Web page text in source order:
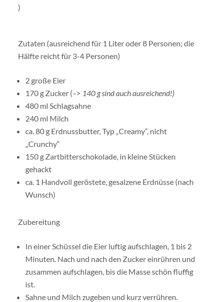
)
Zutaten (ausreichend für 1 Liter oder 8 Personen; die
Hälfte reicht für 3-4 Personen)
2 große Eier
170 g Zucker (–> 140 g sind auch ausreichend!)
480 ml Schlagsahne
240 ml Milch
ca. 80 g Erdnussbutter, Typ „Creamy“, nicht
„Crunchy“
150 g Zartbitterschokolade, in kleine Stücken
gehackt
ca. 1 Handvoll geröstete, gesalzene Erdnüsse (nach
Wunsch)
Zubereitung
In einer Schüssel die Eier luftig aufschlagen, 1 bis 2
Minuten. Nach und nach den Zucker einrühren und
zusammen aufschlagen, bis die Masse schön fluffig
ist.
Sahne und Milch zugeben und kurz verrühren.